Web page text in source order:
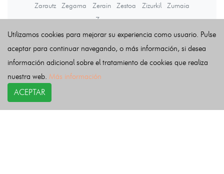
Zarautz
Zegama Zerain Zestoa Zizurkil
Zumaia
Zumarraga
Últimas noticias
Utilizamos cookies para mejorar su experiencia como usuario. Pulse
aceptar para continuar navegando, o más información, si desea
información adicional sobre el tratamiento de cookies que realiza
nuestra web. Más información
ACEPTAR